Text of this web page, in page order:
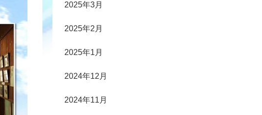
2025年3月
2025年2月
2025年1月
2024年12月
2024年11月